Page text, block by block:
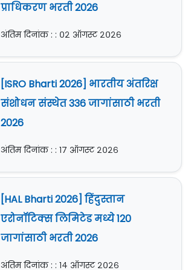
प्राधिकरण भरती 2026
अंतिम दिनांक : : ०२ ऑगस्ट २०२६
[ISRO Bharti 2026] भारतीय अंतरिक्ष
संशोधन संस्थेत 336 जागांसाठी भरती
2026
अंतिम दिनांक : : १७ ऑगस्ट २०२६
[HAL Bharti 2026] हिंदुस्तान
एरोनॉटिक्स लिमिटेड मध्ये 120
जागांसाठी भरती 2026
अंतिम दिनांक : : १४ ऑगस्ट २०२६